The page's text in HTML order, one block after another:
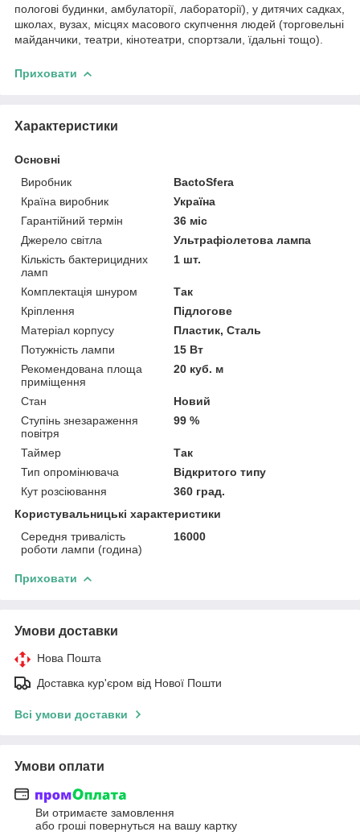
пологові будинки, амбулаторії, лабораторії), у дитячих садках,
школах, вузах, місцях масового скупчення людей (торговельні
майданчики, театри, кінотеатри, спортзали, їдальні тощо).
Приховати
Характеристики
Основні
Виробник
BactoSfera
Країна виробник
Україна
Гарантійний термін
36 міс
Джерело світла
Ультрафіолетова лампа
Кількість бактерицидних
ламп
1 шт.
Комплектація шнуром
Так
Кріплення
Підлогове
Матеріал корпусу
Пластик, Сталь
Потужність лампи
15 Вт
Рекомендована площа
приміщення
20 куб. м
Стан
Новий
Ступінь знезараження
повітря
99 %
Таймер
Так
Тип опромінювача
Відкритого типу
Кут розсіювання
360 град.
Користувальницькі характеристики
Середня тривалість
роботи лампи (година)
16000
Приховати
Умови доставки
Нова Пошта
Доставка кур'єром від Нової Пошти
Всі умови доставки
Умови оплати
Ви отримаєте замовлення
або гроші повернуться на вашу картку